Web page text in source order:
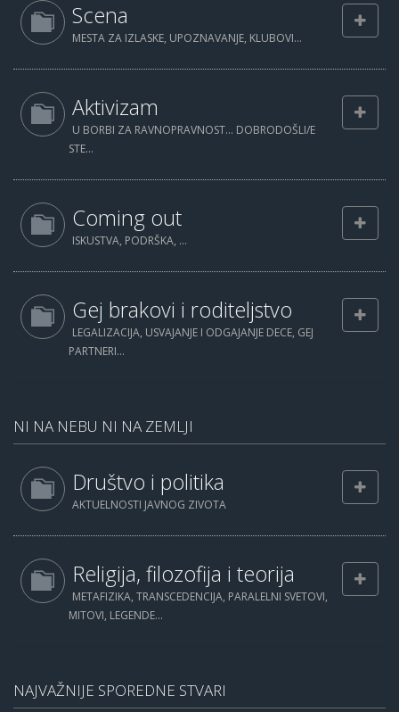
Scena
MESTA ZA IZLASKE, UPOZNAVANJE, KLUBOVI...
Aktivizam
U BORBI ZA RAVNOPRAVNOST... DOBRODOŠLI/E
STE...
Coming out
ISKUSTVA, PODRŠKA, ...
Gej brakovi i roditeljstvo
LEGALIZACIJA, USVAJANJE I ODGAJANJE DECE, GEJ
PARTNERI...
NI NA NEBU NI NA ZEMLJI
Društvo i politika
AKTUELNOSTI JAVNOG ZIVOTA
Religija, filozofija i teorija
METAFIZIKA, TRANSCEDENCIJA, PARALELNI SVETOVI,
MITOVI, LEGENDE...
NAJVAŽNIJE SPOREDNE STVARI